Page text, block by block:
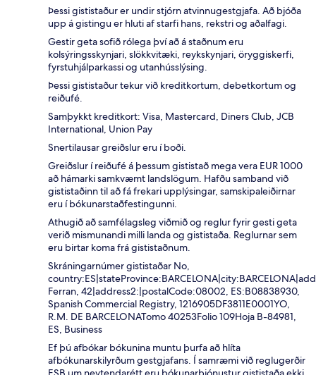
Þessi gististaður er undir stjórn atvinnugestgjafa. Að bjóða
upp á gistingu er hluti af starfi hans, rekstri og aðalfagi.
Gestir geta sofið rólega því að á staðnum eru
kolsýringsskynjari, slökkvitæki, reykskynjari, öryggiskerfi,
fyrstuhjálparkassi og utanhússlýsing.
Þessi gististaður tekur við kreditkortum, debetkortum og
reiðufé.
Samþykkt kreditkort: Visa, Mastercard, Diners Club, JCB
International, Union Pay
Snertilausar greiðslur eru í boði.
Greiðslur í reiðufé á þessum gististað mega vera EUR 1000
að hámarki samkvæmt landslögum. Hafðu samband við
gististaðinn til að fá frekari upplýsingar, samskipaleiðirnar
eru í bókunarstaðfestingunni.
Athugið að samfélagsleg viðmið og reglur fyrir gesti geta
verið mismunandi milli landa og gististaða. Reglurnar sem
eru birtar koma frá gististaðnum.
Skráningarnúmer gististaðar No,
Ferran, 42|address2:|postalCode:08002, ES:B08838930,
Spanish Commercial Registry, 1216905DF3811E0001YO,
R.M. DE BARCELONATomo 40253Folio 109Hoja B-84981,
ES, Business
Ef þú afbókar bókunina muntu þurfa að hlíta
afbókunarskilyrðum gestgjafans. Í samræmi við reglugerðir